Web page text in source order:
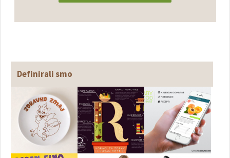
Definirali smo